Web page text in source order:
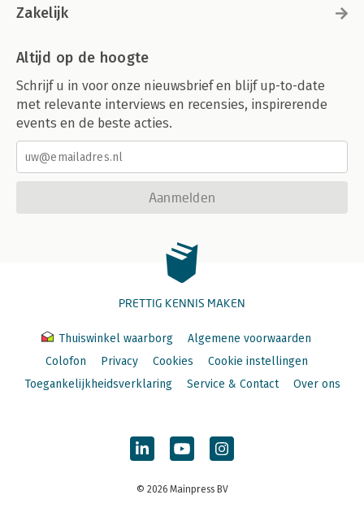
Zakelijk
Altijd op de hoogte
Schrijf u in voor onze nieuwsbrief en blijf up-to-date
met relevante interviews en recensies, inspirerende
events en de beste acties.
Aanmelden
PRETTIG KENNIS MAKEN
Thuiswinkel waarborg
Algemene voorwaarden
Colofon
Privacy Cookies
Cookie instellingen
Toegankelijkheidsverklaring
Service & Contact Over ons
© 2026 Mainpress BV